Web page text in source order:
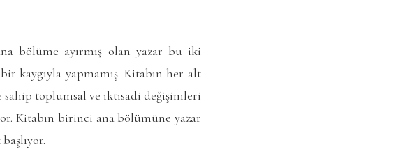
bölüme ayırmış olan yazar bu iki
kaygıyla yapmamış. Kitabın her alt
toplumsal ve iktisadi değişimleri
Kitabın birinci ana bölümüne yazar